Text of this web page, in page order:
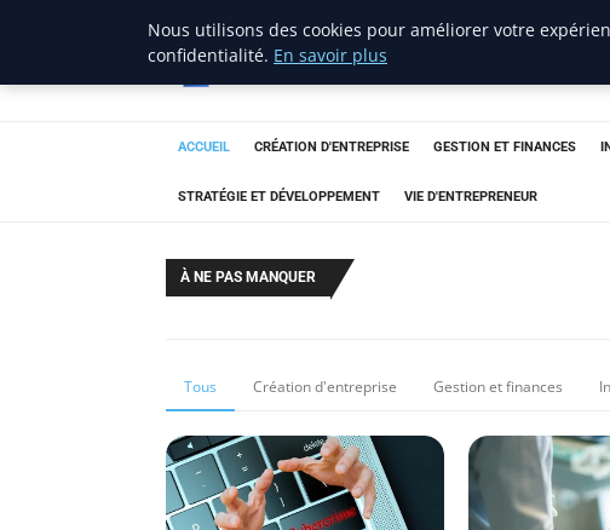
lostpages
ACCUEIL CRÉATION D'ENTREPRISE GESTION ET FINANCES
STRATÉGIE ET DÉVELOPPEMENT VIE D'ENTREPRENEUR
À NE PAS MANQUER
Tous Création d'entreprise Gestion et finances
Nous utilisons des cookies pour améliorer votre
confidentialité. En savoir plus